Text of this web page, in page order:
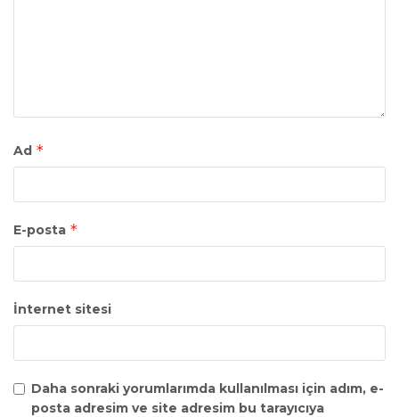
Ad *
E-posta *
İnternet sitesi
Daha sonraki yorumlarımda kullanılması için adım, e-
posta adresim ve site adresim bu tarayıcıya